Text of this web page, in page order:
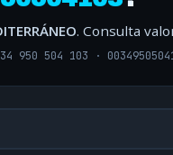
. Consulta
950 504 103 ·